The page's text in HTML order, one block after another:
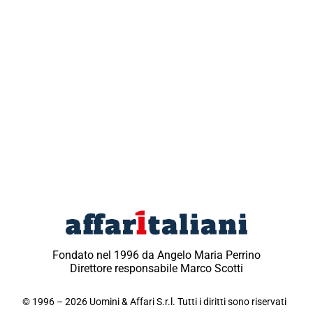
Fondato nel 1996 da Angelo Maria Perrino
Direttore responsabile Marco Scotti
© 1996 – 2026 Uomini & Affari S.r.l. Tutti i diritti sono riservati